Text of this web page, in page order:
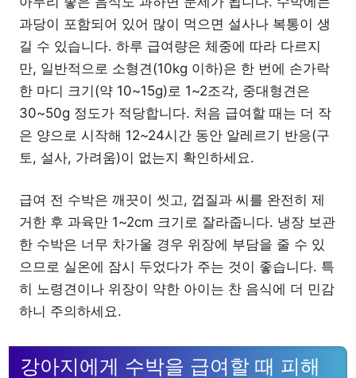
과당이 포함되어 있어 많이 먹으면 설사나 복통이 생
길 수 있습니다. 하루 급여량은 체중에 따라 다르지
만, 일반적으로 소형견(10kg 이하)은 한 번에 손가락
한 마디 크기(약 10~15g)로 1~2조각, 중대형견은
30~50g 정도가 적당합니다. 처음 급여할 때는 더 작
은 양으로 시작해 12~24시간 동안 알레르기 반응(구
토, 설사, 가려움)이 없는지 확인하세요.
급여 전 수박은 깨끗이 씻고, 껍질과 씨를 완전히 제
거한 후 과육만 1~2cm 크기로 잘라줍니다. 냉장 보관
한 수박은 너무 차가울 경우 위장에 부담을 줄 수 있
으므로 실온에 잠시 두었다가 주는 것이 좋습니다. 특
히 노령견이나 위장이 약한 아이는 찬 음식에 더 민감
하니 주의하세요.
강아지에게 수박을 급여할 때 피해